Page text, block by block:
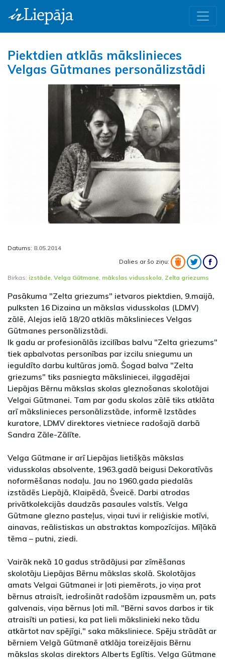
Piektdien atklās mākslinieces
Velgas Gūtmanes personālizstādi
Datums: 8.05.2014
Dalies ar šo ziņu:
Birkas: izstāde, Velga Gūtmane, mākslas vidusskola, Zelta griezums
Pasākuma "Zelta griezums" ietvaros piektdien, 9.maijā,
pulksten 16 Dizaina un mākslas vidusskolas (LDMV)
zālē, Alejas ielā 18/20 atklās mākslinieces Velgas
Gūtmanes personālizstādi.
Ik gadu ar profesionālās izcilības balvu "Zelta griezums"
tiek apbalvotas personības par izcilu sniegumu un
ieguldīto darbu kultūras jomā. Šogad balva "Zelta
griezums" tiks pasniegta māksliniecei, ilggadējai
Liepājas Bērnu mākslas skolas gleznošanas skolotājai
Velgai Gūtmanei. Tam par godu skolas zālē tiks atklāta
arī mākslinieces personālizstāde, informē Izstādes
kuratore, LDMV direktores vietniece radošajā darbā
Sandra Zāle-Zālīte.
Velga Gūtmane ir arī Liepājas lietišķās mākslas
vidusskolas absolvente, 1963.gadā beigusi Dekoratīvās
noformēšanas nodaļu. Jau no 1960.gada piedalās
izstādēs Liepājā, Klaipēdā, Šveicē. Darbi atrodas
privātkolekcijās daudzās pasaules valstīs. Velga
Gūtmane glezno pasteļus, viņai tuvi ir reliģiskie motīvi,
ainavas, reālistiskas un abstraktas kompozīcijas. Mīļākā
tēma – putni, ziedi.
Vairāk nekā 10 gadus strādājusi par zīmēšanas
skolotāju Liepājas Bērnu mākslas skolā. Skolotājas
amats Velgai Gūtmanei ir ļoti piemērots, jo viņa prot
bērnus atraisīt, iedrošināt radošām izpausmēm un, pats
galvenais, viņa bērnus ļoti mīl. "Bērni savos darbos ir tik
atraisīti un patiesi, ka pat lieli mākslinieki neko tādu
atkārtot nav spējīgi," saka māksliniece. Spēju strādāt ar
bērniem Velgā Gūtmanē atklāja toreizējais Bērnu
mākslas skolas direktors Alberts Eglītis. Velga Gūtmane